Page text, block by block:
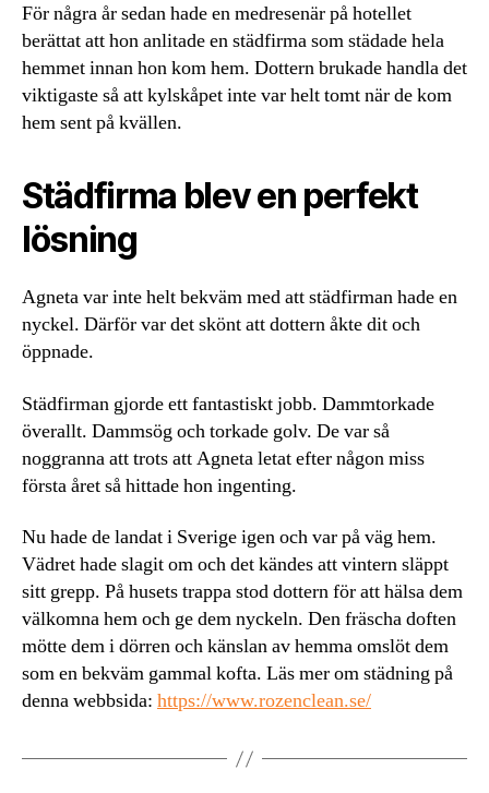
För några år sedan hade en medresenär på hotellet
berättat att hon anlitade en städfirma som städade hela
hemmet innan hon kom hem. Dottern brukade handla det
viktigaste så att kylskåpet inte var helt tomt när de kom
hem sent på kvällen.
Städfirma blev en perfekt
lösning
Agneta var inte helt bekväm med att städfirman hade en
nyckel. Därför var det skönt att dottern åkte dit och
öppnade.
Städfirman gjorde ett fantastiskt jobb. Dammtorkade
överallt. Dammsög och torkade golv. De var så
noggranna att trots att Agneta letat efter någon miss
första året så hittade hon ingenting.
Nu hade de landat i Sverige igen och var på väg hem.
Vädret hade slagit om och det kändes att vintern släppt
sitt grepp. På husets trappa stod dottern för att hälsa dem
välkomna hem och ge dem nyckeln. Den fräscha doften
mötte dem i dörren och känslan av hemma omslöt dem
som en bekväm gammal kofta. Läs mer om städning på
denna webbsida: https://www.rozenclean.se/